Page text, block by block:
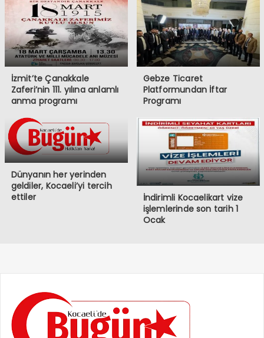
İzmit’te Çanakkale
Zaferi’nin 111. yılına anlamlı
anma programı
Gebze Ticaret
Platformundan İftar
Programı
Dünyanın her yerinden
geldiler, Kocaeli’yi tercih
ettiler
İndirimli Kocaelikart vize
işlemlerinde son tarih 1
Ocak